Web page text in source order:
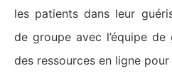
les patients dans leur
de groupe avec l’équipe
des ressources en ligne